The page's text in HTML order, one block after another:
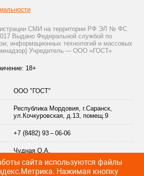
СМИ на территории РФ ЭЛ № ФС
Выдано Федеральной службой по
информационных технологий и массовых
Учредитель — ООО «ГОСТ»
18+
ООО "ГОСТ"
Республика Мордовия, г.Саранск,
ул.Кочкуровская, д.13, помещ.9
+7 (8482) 93 – 06-06
Чудная О.А.
info@citytraffic.ru
сайта используются файлы
Нажимая кнопку